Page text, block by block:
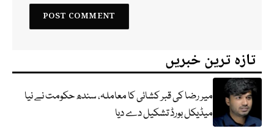
تازہ ترین خبریں
میر رضا کی قبر کشائی کا معاملہ، سندھ حکومت نے نیا
میڈیکل بورڈ تشکیل دے دیا